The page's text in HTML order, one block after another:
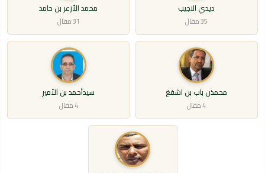
ديدي النجيب
35 مقال
محمد الأزعر بن حامد
31 مقال
محمذن باب بن اشفغ
4 مقال
سيدأحمد بن الأمير
4 مقال